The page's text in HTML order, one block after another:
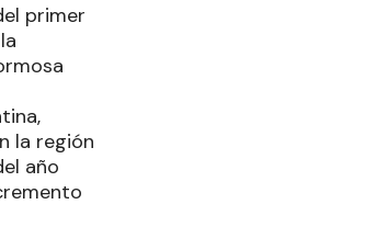
primer
la región
año